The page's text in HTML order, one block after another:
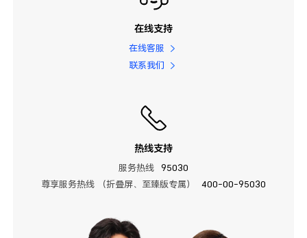
在线支持
在线客服
联系我们
热线支持
服务热线
95030
尊享服务热线 （折叠屏、至臻版专属）
400-00-95030